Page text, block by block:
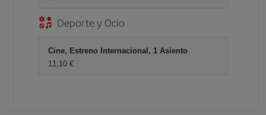
Deporte y Ocio
Cine, Estreno Internacional, 1 Asiento
11,10 €